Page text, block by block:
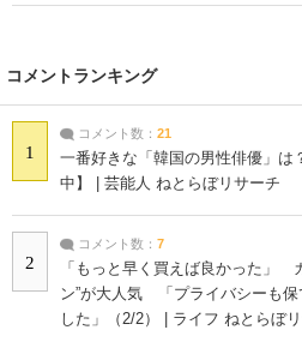
コメントランキング
1
コメント数： 21
一番好きな「韓国の男性俳優」は
中】 | 芸能人 ねとらぼリサーチ
2
コメント数： 7
「もっと早く買えば良かった」
ン”が大人気 「プライバシーも保
した」（2/2） | ライフ ねとらぼ